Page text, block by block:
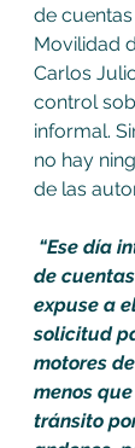
de
Movilidad
Carlos
control
informal.
no hay
de las
de
expuse a
solicitud
motores
menos
tránsito